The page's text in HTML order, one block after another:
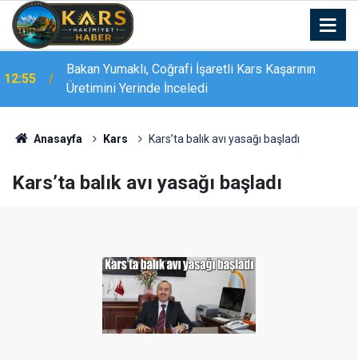
12:55
Bakan Yumaklı Kars’ta GEKİS’i tanıttı: Büyükbaş
hayvancılıkta "dijital kimlik" dönemi başladı
Anasayfa Kars Kars’ta balık avı yasağı başladı
Kars’ta balık avı yasağı başladı